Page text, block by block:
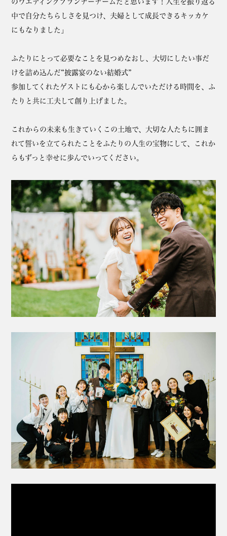
中で自分たちらしさを見つけ、夫婦として成長できるキッカケ
にもなりました」
ふたりにとって必要なことを見つめなおし、大切にしたい事だ
けを詰め込んだ“披露宴のない結婚式”
参加してくれたゲストにも心から楽しんでいただける時間を、ふ
たりと共に工夫して創り上げました。
これからの未来も生きていくこの土地で、大切な人たちに囲ま
れて誓いを立てられたことをふたりの人生の宝物にして、これか
らもずっと幸せに歩んでいってください。